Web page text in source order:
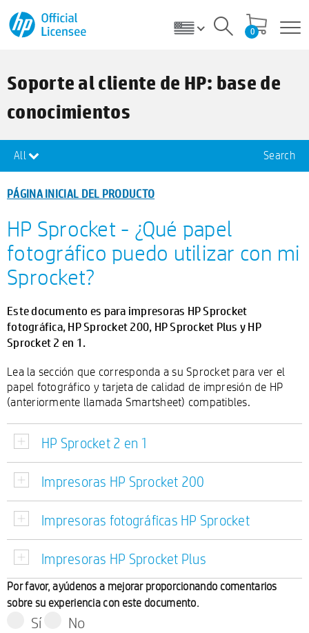
0
Soporte al cliente de HP: base de
conocimientos
All Search
PÁGINA INICIAL DEL PRODUCTO
HP Sprocket - ¿Qué papel
fotográfico puedo utilizar con mi
Sprocket?
Este documento es para impresoras HP Sprocket
fotográfica, HP Sprocket 200, HP Sprocket Plus y HP
Sprocket 2 en 1.
Lea la sección que corresponda a su Sprocket para ver el
papel fotográfico y tarjeta de calidad de impresión de HP
(anteriormente llamada Smartsheet) compatibles.
HP Sprocket 2 en 1
Impresoras HP Sprocket 200
Impresoras fotográficas HP Sprocket
Impresoras HP Sprocket Plus
Por favor, ayúdenos a mejorar proporcionando comentarios
sobre su experiencia con este documento.
Sí No